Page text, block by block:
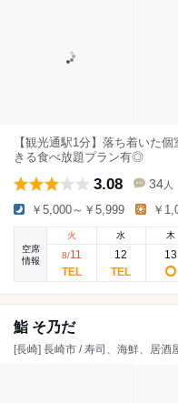
【観光通駅1分】落ち着いた
きる食べ放題プラン有◎
3.08 34 人
￥5,000～￥5,999 ￥
空席
情報
火
8/11
水
12
木
13
鮨 そ乃だ
[長崎] 長崎市 / 寿司、海鮮、居酒